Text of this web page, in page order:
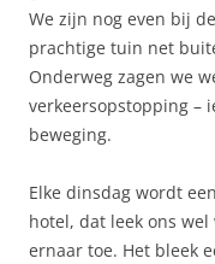
We zijn nog even bij
prachtige tuin net
Onderweg zagen we
verkeersopstopping –
beweging.
Elke dinsdag wordt
hotel, dat leek ons
ernaar toe. Het bleek